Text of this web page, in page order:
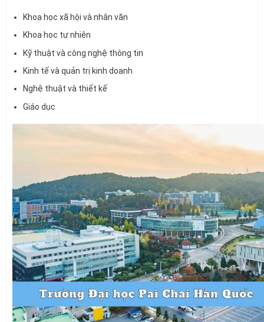
Khoa học xã hội và nhân văn
Khoa học tự nhiên
Kỹ thuật và công nghệ thông tin
Kinh tế và quản trị kinh doanh
Nghệ thuật và thiết kế
Giáo dục